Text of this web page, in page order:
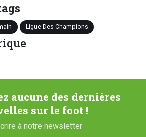
Ligue Des Champions
aucune des dernières
sur le foot !
à notre newsletter